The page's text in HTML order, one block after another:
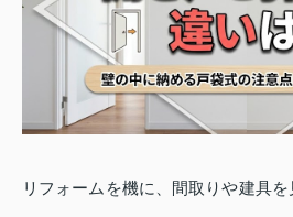
リフォームを機に、間取りや建具